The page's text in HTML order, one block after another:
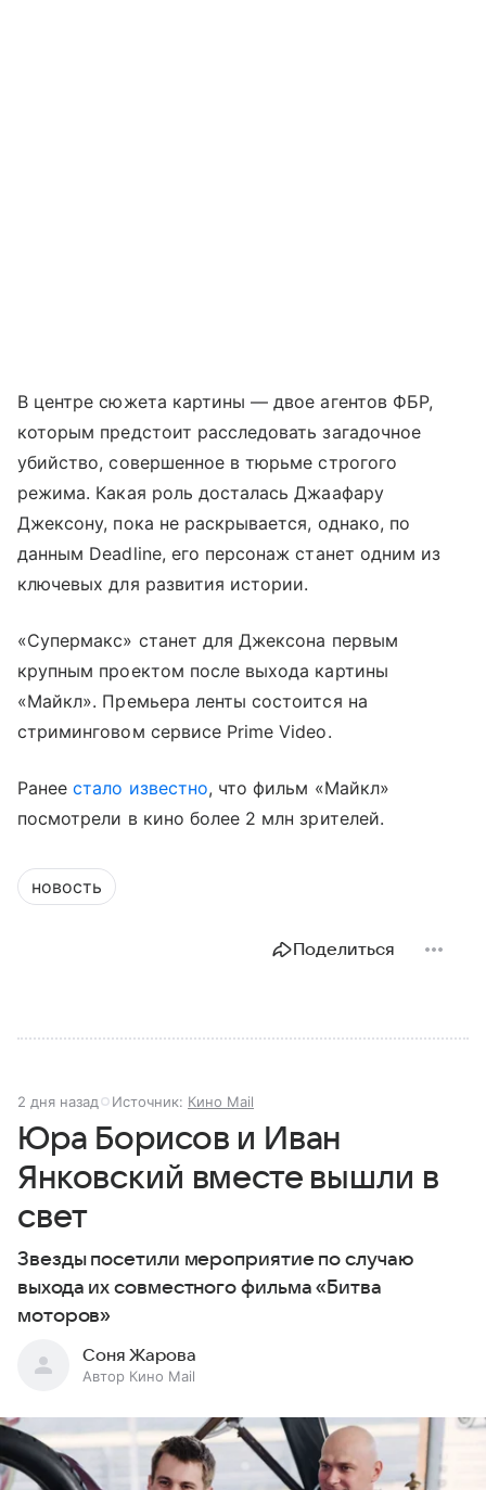
В центре сюжета картины — двое агентов ФБР,
которым предстоит расследовать загадочное
убийство, совершенное в тюрьме строгого
режима. Какая роль досталась Джаафару
Джексону, пока не раскрывается, однако, по
данным Deadline, его персонаж станет одним из
ключевых для развития истории.
«Супермакс» станет для Джексона первым
крупным проектом после выхода картины
«Майкл». Премьера ленты состоится на
стриминговом сервисе Prime Video.
Ранеестало известно, что фильм «Майкл»
посмотрели в кино более 2 млн зрителей.
новость
Поделиться
2 дня назад Источник: Кино Mail
Юра Борисов и Иван
Янковский вместе вышли в
свет
Звезды посетили мероприятие по случаю
выхода их совместного фильма «Битва
моторов»
Соня Жарова
Автор Кино Mail